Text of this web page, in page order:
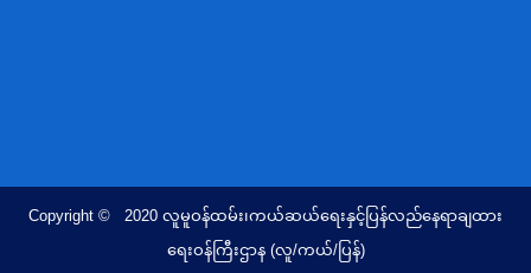
တိုင်းရင်းသားလူမျိုးရေးရာဝန်ကြီးဌာန
ပြည်ထောင်စုရာထူးဝန်အဖွဲ့ရုံး
Copyright © 2020 လူမူဝန်ထမ်း၊ကယ်ဆယ်ရေးနှင့်ပြန်လည်နေရာချထား
ရေးဝန်ကြီးဌာန (လူ/ကယ်/ပြန်)